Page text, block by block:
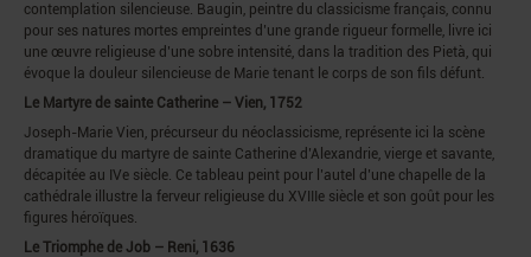
contemplation silencieuse. Baugin, peintre du classicisme français, connu
pour ses natures mortes empreintes d’une grande rigueur formelle, livre ici
une œuvre religieuse d’une sobre intensité, dans la tradition des Pietà, qui
évoque la douleur silencieuse de Marie tenant le corps de son fils défunt.
Le Martyre de sainte Catherine – Vien, 1752
Joseph-Marie Vien, précurseur du néoclassicisme, représente ici la scène
dramatique du martyre de sainte Catherine d’Alexandrie, vierge et savante,
décapitée au IVe siècle. Ce tableau peint pour l’autel d’une chapelle de la
cathédrale illustre la ferveur religieuse du XVIIIe siècle et son goût pour les
figures héroïques.
Le Triomphe de Job – Reni, 1636